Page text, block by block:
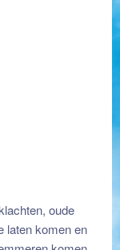
oude
laten komen en